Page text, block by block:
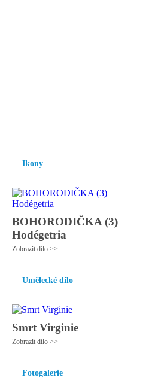
Ikony
BOHORODIČKA (3)
Hodégetria
Zobrazit dílo >>
Umělecké dílo
Smrt Virginie
Zobrazit dílo >>
Fotogalerie